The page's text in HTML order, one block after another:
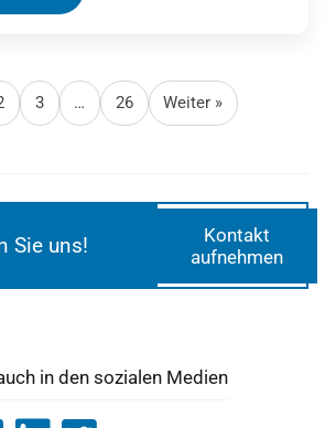
fallen die Nutzungsrechte
können.
3 … 26 Weiter »
Sie uns!
Kontakt
aufnehmen
in den sozialen Medien